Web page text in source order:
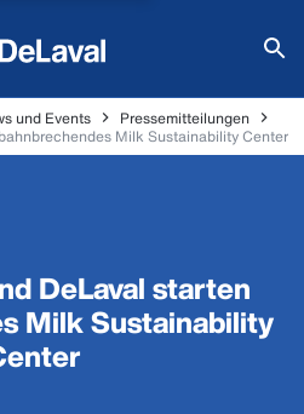
und Events
Pressemitteilungen
Milk Sustainability Center
DeLaval starten
Milk Sustainability